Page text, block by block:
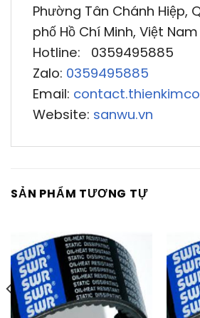
Phường Tân Chánh Hiệp,
phố Hồ Chí Minh, Việt Nam
Hotline: 0359495885
Zalo: 0359495885
Email:
Website: sanwu.vn
SẢN PHẨM TƯƠNG TỰ